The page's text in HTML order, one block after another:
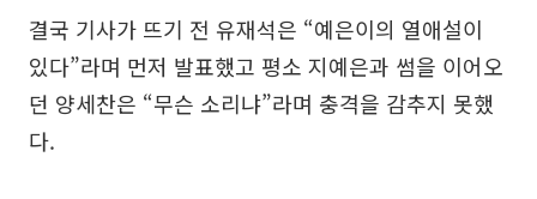
결국 기사가 뜨기 전 유재석은 “예은이의 열애설이
있다”라며 먼저 발표했고 평소 지예은과 썸을 이어오
던 양세찬은 “무슨 소리냐”라며 충격을 감추지 못했
다.